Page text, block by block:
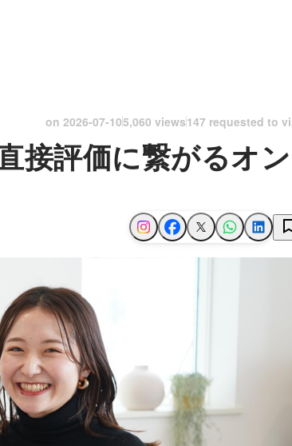
on 2026-07-105,060 views147 requested to
接評価に繋がるオン